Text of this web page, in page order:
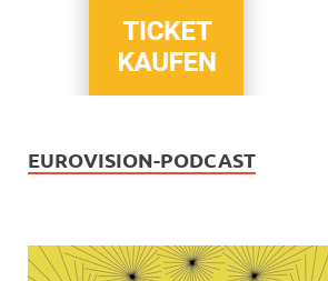
EUROVISION-PODCAST